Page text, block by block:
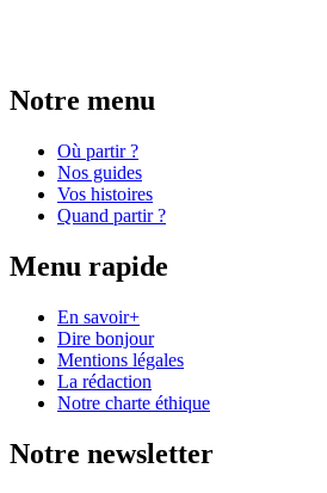
Notre menu
Où partir ?
Nos guides
Vos histoires
Quand partir ?
Menu rapide
En savoir+
Dire bonjour
Mentions légales
La rédaction
Notre charte éthique
Notre newsletter